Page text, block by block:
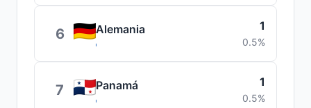
6 Alemania 1
0.5%
7 Panamá 1
0.5%